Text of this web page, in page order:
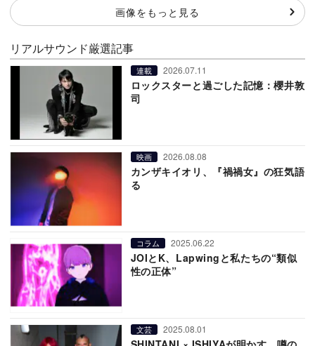
画像をもっと見る
リアルサウンド厳選記事
連載 2026.07.11
ロックスターと過ごした記憶：櫻井敦
司
映画 2026.08.08
カンザキイオリ、『禍禍女』の狂気語
る
コラム 2025.06.22
JOIとK、Lapwingと私たちの“類似
性の正体”
文芸 2025.08.01